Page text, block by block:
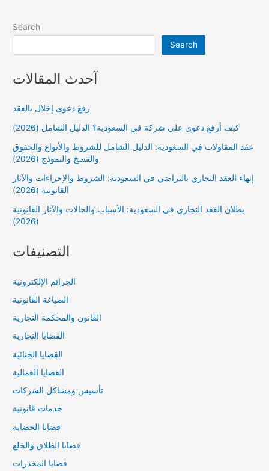
Search
Search
آحدث المقالات
رفع دعوى إخلال بالعقد
كيف أرفع دعوى على شركة في السعودية؟ الدليل الشامل (2026)
عقد المقاولات في السعودية: الدليل الشامل للشروط والأنواع والحقوق
والفسخ والنموذج (2026)
إنهاء العقد التجاري بالتراضي في السعودية: الشروط والإجراءات والآثار
القانونية (2026)
بطلان العقد التجاري في السعودية: الأسباب والحالات والآثار القانونية
(2026)
التصنيفات
الجرائم الإلكترونية
الصياغة القانونية
القانون والمحكمة التجارية
القضايا التجارية
القضايا الجنائية
القضايا العمالية
تأسيس ومشاكل الشركات
خدمات قانونية
قضايا الحضانة
قضايا الطلاق والخلع
قضايا المخدرات